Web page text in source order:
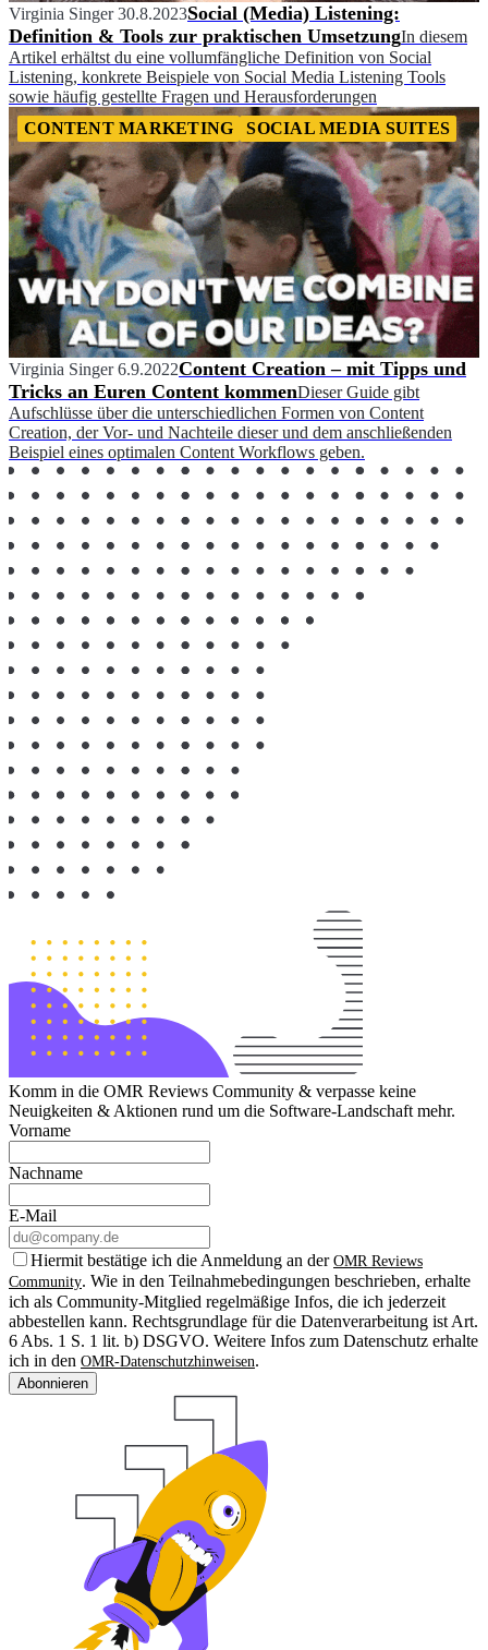
Virginia Singer 30.8.2023Social (Media) Listening:
Definition & Tools zur praktischen UmsetzungIn diesem
Artikel erhältst du eine vollumfängliche Definition von Social
Listening, konkrete Beispiele von Social Media Listening Tools
sowie häufig gestellte Fragen und Herausforderungen
CONTENT MARKETING
SOCIAL MEDIA SUITES
Virginia Singer 6.9.2022Content Creation – mit Tipps und
Tricks an Euren Content kommenDieser Guide gibt
Aufschlüsse über die unterschiedlichen Formen von Content
Creation, der Vor- und Nachteile dieser und dem anschließenden
Beispiel eines optimalen Content Workflows geben.
Komm in die OMR Reviews Community & verpasse keine
Neuigkeiten & Aktionen rund um die Software-Landschaft mehr.
Vorname
Nachname
E-Mail
Hiermit bestätige ich die Anmeldung an der OMR Reviews
Community. Wie in den Teilnahmebedingungen beschrieben, erhalte
ich als Community-Mitglied regelmäßige Infos, die ich jederzeit
abbestellen kann. Rechtsgrundlage für die Datenverarbeitung ist Art.
6 Abs. 1 S. 1 lit. b) DSGVO. Weitere Infos zum Datenschutz erhalte
ich in den OMR-Datenschutzhinweisen.
Abonnieren